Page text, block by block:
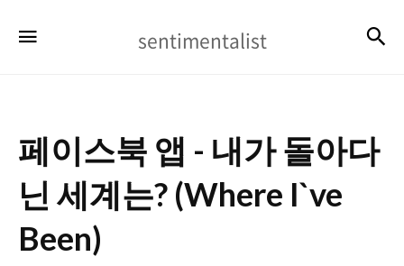
sentimentalist
페이스북 앱 - 내가 돌아다
닌 세계는? (Where I`ve
Been)